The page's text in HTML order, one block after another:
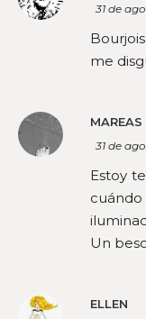
31 de
me
MAREAS
31 de
Estoy
Un
ELLEN